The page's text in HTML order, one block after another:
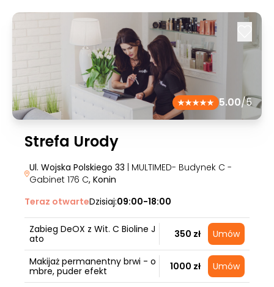
5.00/5
Strefa Urody
Ul. Wojska Polskiego 33 | MULTIMED- Budynek C -
Gabinet 176 C, Konin
Teraz otwarteDzisiaj:09:00-18:00
Zabieg DeOX z Wit. C Bioline J
ato
350 zł Umów
Makijaż permanentny brwi - o
mbre, puder efekt
1000 zł Umów